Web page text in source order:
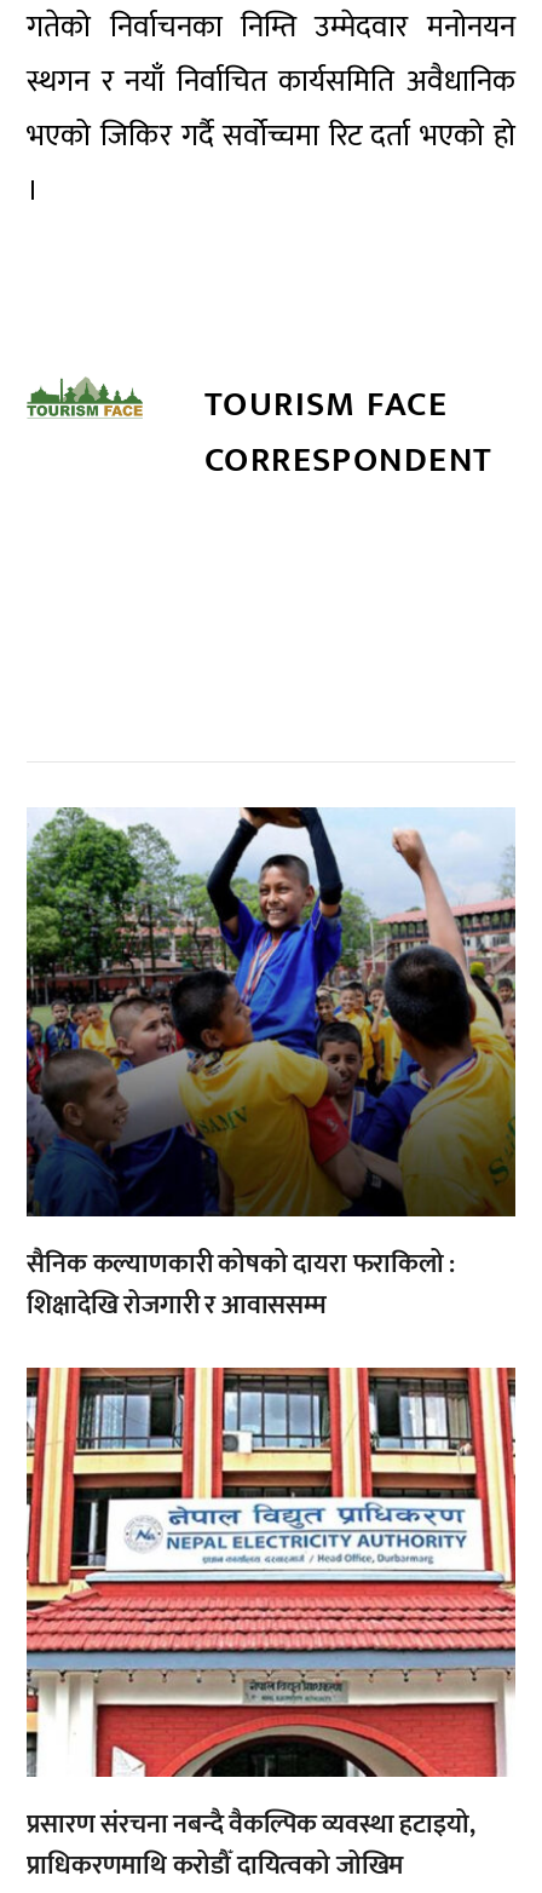
गतेको निर्वाचनका निम्ति उम्मेदवार मनोनयन
स्थगन र नयाँ निर्वाचित कार्यसमिति अवैधानिक
भएको जिकिर गर्दै सर्वोच्चमा रिट दर्ता भएको हो
।
TOURISM FACE
CORRESPONDENT
,
सैनिक कल्याणकारी कोषको दायरा फराकिलो :
शिक्षादेखि रोजगारी र आवाससम्म
,
प्रसारण संरचना नबन्दै वैकल्पिक व्यवस्था हटाइयो,
प्राधिकरणमाथि करोडौँ दायित्वको जोखिम